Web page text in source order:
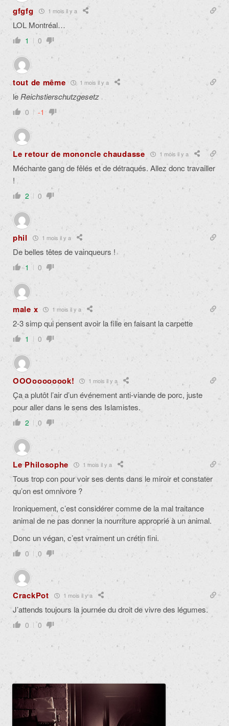
gfgfg 1 mois il y a
LOL Montréal…
1 0
tout de même 1 mois il y a
le Reichstierschutzgesetz
0 -1
Le retour de mononcle chaudasse 1 mois il y a
Méchante gang de fêlés et de détraqués. Allez donc travailler
!
2 0
phil 1 mois il y a
De belles têtes de vainqueurs !
1 0
male x 1 mois il y a
2-3 simp qui pensent avoir la fille en faisant la carpette
1 0
OOOoooooook! 1 mois il y a
Ça a plutôt l’air d’un événement anti-viande de porc, juste
pour aller dans le sens des Islamistes.
2 0
Le Philosophe 1 mois il y a
Tous trop con pour voir ses dents dans le miroir et constater
qu’on est omnivore ?
Ironiquement, c’est considérer comme de la mal traitance
animal de ne pas donner la nourriture approprié à un animal.
Donc un végan, c’est vraiment un crétin fini.
0 0
CrackPot 1 mois il y a
J’attends toujours la journée du droit de vivre des légumes.
0 0